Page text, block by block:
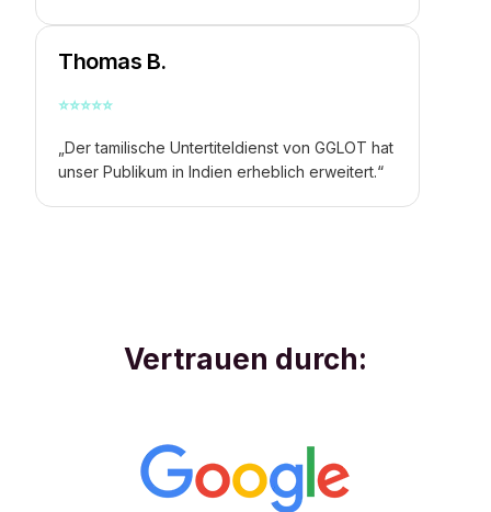
Thomas B.
⭐⭐⭐⭐⭐
„Der tamilische Untertiteldienst von GGLOT hat
unser Publikum in Indien erheblich erweitert.“
Vertrauen durch: